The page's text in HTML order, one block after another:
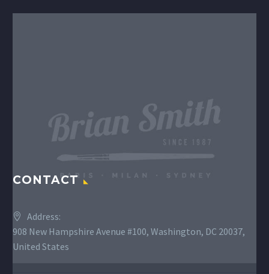
CONTACT
Address:
908 New Hampshire Avenue #100, Washington, DC 20037,
United States